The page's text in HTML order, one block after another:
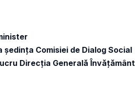
ședința Comisiei de Dialog Social
Direcția Generală Învățământ